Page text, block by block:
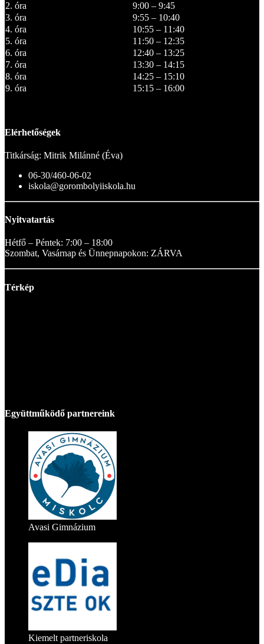
2. óra
9:00 – 9:45
3. óra
9:55 – 10:40
4. óra
10:55 – 11:40
5. óra
11:50 – 12:35
6. óra
12:40 – 13:25
7. óra
13:30 – 14:15
8. óra
14:25 – 15:10
9. óra
15:15 – 16:00
Elérhetőségek
Titkárság: Mitrik Milánné (Éva)
06-30/460-06-02
iskola@gorombolyiiskola.hu
Nyitvatartás
Hétfő – Péntek: 7:00 – 18:00
Szombat, Vasárnap és Ünnepnapokon: ZÁRVA
Térkép
Együttműködő partnereink
Avasi Gimnázium
Kiemelt partneriskola